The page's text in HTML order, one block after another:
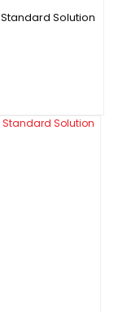
Solution